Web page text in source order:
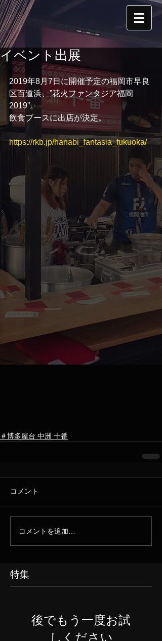
イベント出展
2019年8月7日に開催予定の福岡市早良
区百道浜、”花火ファンタジア福岡
2019”。
飲食ブースに出店が決定。
https://rkb.jp/hanabi_fantasia_fukuoka/
＃博多屋台 中洲 十番
コメント
コメントを追加…
特集
後でもう一度お試
しください